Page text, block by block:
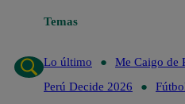
Temas
Lo último
Me Caigo de
Perú Decide 2026